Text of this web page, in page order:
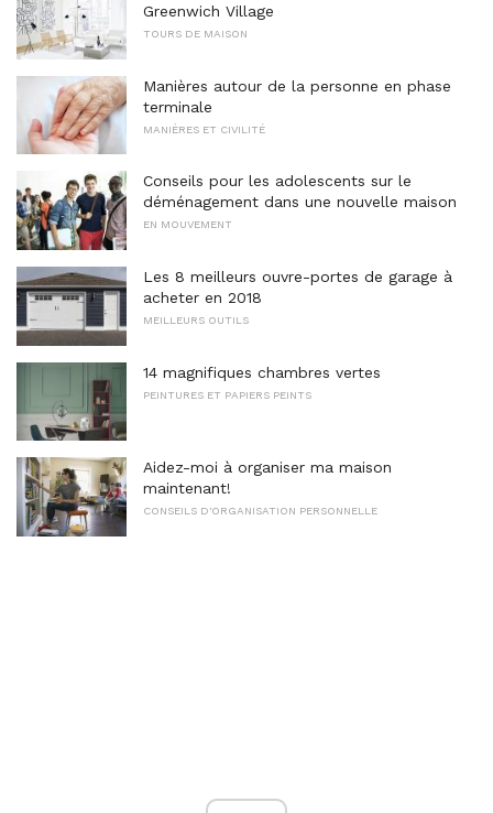
Greenwich Village
TOURS DE MAISON
Manières autour de la personne en phase
terminale
MANIÈRES ET CIVILITÉ
Conseils pour les adolescents sur le
déménagement dans une nouvelle maison
EN MOUVEMENT
Les 8 meilleurs ouvre-portes de garage à
acheter en 2018
MEILLEURS OUTILS
14 magnifiques chambres vertes
PEINTURES ET PAPIERS PEINTS
Aidez-moi à organiser ma maison
maintenant!
CONSEILS D'ORGANISATION PERSONNELLE